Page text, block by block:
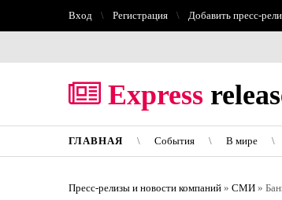
Вход Регистрация Добавить пресс-
Express
ГЛАВНАЯ События В мире
Пресс-релизы и новости компаний » СМИ »